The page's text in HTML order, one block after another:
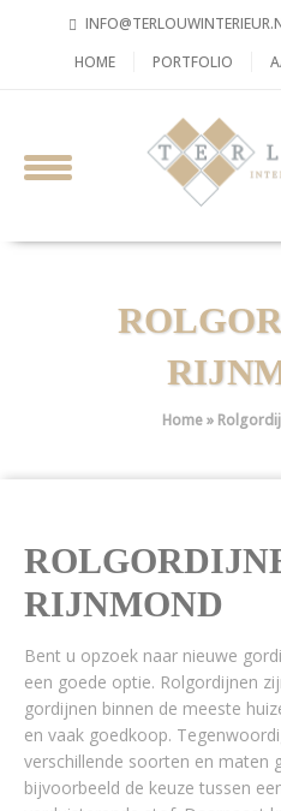
HOME
PORTFOLIO
Home»
RIJNMOND
Bent u opzoek naar nieuwe
een goede optie. Rolgordijnen
gordijnen binnen de meeste
en vaak goedkoop.
verschillende soorten en maten
bijvoorbeeld de keuze tussen